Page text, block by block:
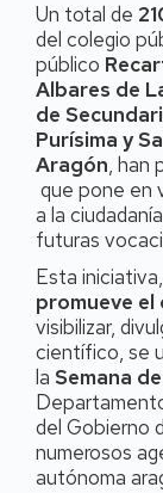
Un total de
del colegio
público
Albares de
de
Purísima y
Aragón, han
que pone en
a la
futuras
Esta
promueve el
visibilizar,
científico, se
la Semana
del Gobierno
numerosos
autónoma